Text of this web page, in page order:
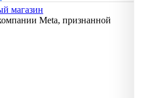
Meta, признанной